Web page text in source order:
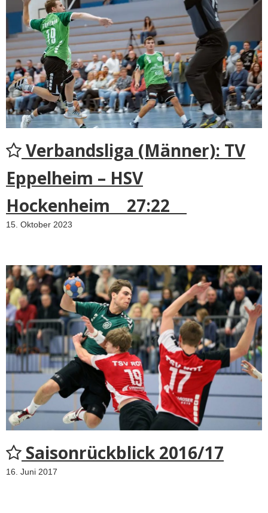
Verbandsliga (Männer): TV
Eppelheim – HSV
Hockenheim 27:22
15. Oktober 2023
Saisonrückblick 2016/17
16. Juni 2017